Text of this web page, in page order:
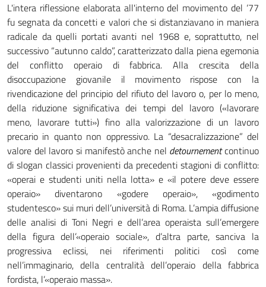
L'intera riflessione elaborata all'interno del movimento del ‘77
fu segnata da concetti e valori che si distanziavano in maniera
radicale da quelli portati avanti nel 1968 e, soprattutto, nel
successivo “autunno caldo”, caratterizzato dalla piena egemonia
del conflitto operaio di fabbrica. Alla crescita della
disoccupazione giovanile il movimento rispose con la
rivendicazione del principio del rifiuto del lavoro o, per lo meno,
della riduzione significativa dei tempi del lavoro («lavorare
meno, lavorare tutti») fino alla valorizzazione di un lavoro
precario in quanto non oppressivo. La “desacralizzazione” del
valore del lavoro si manifestò anche nel detournementcontinuo
di slogan classici provenienti da precedenti stagioni di conflitto:
«operai e studenti uniti nella lotta» e «il potere deve essere
operaio» diventarono «godere operaio», «godimento
studentesco» sui muri dell’università di Roma. L’ampia diffusione
delle analisi di Toni Negri e dell’area operaista sull’emergere
della figura dell’«operaio sociale», d’altra parte, sanciva la
progressiva eclissi, nei riferimenti politici così come
nell’immaginario, della centralità dell’operaio della fabbrica
fordista, l’«operaio massa».